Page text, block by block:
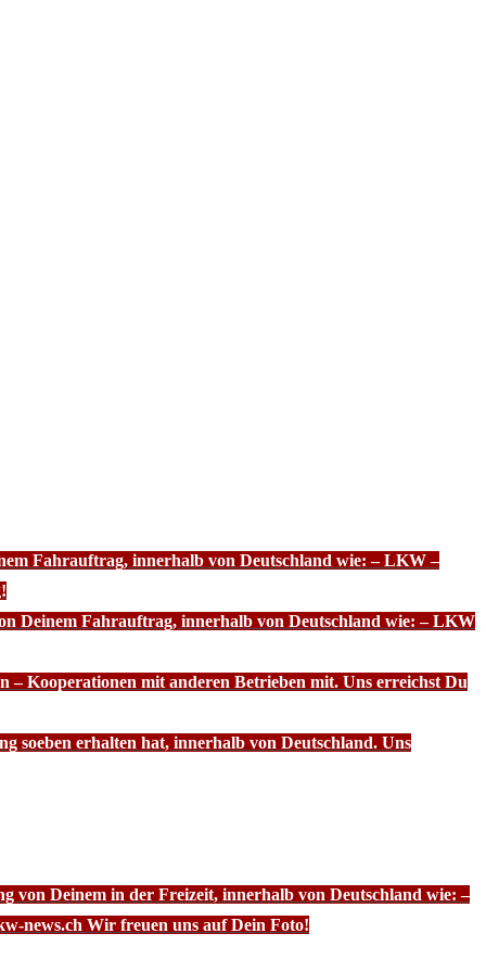
Fahrauftrag, innerhalb von Deutschland wie: – LKW –
Deinem Fahrauftrag, innerhalb von Deutschland wie: – LKW
– Kooperationen mit anderen Betrieben mit. Uns erreichst Du
soeben erhalten hat, innerhalb von Deutschland. Uns
von Deinem in der Freizeit, innerhalb von Deutschland wie: –
news.ch Wir freuen uns auf Dein Foto!